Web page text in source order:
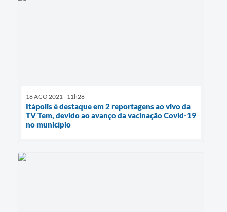
18 AGO 2021 - 11h28
Itápolis é destaque em 2 reportagens ao vivo da
TV Tem, devido ao avanço da vacinação Covid-19
no município